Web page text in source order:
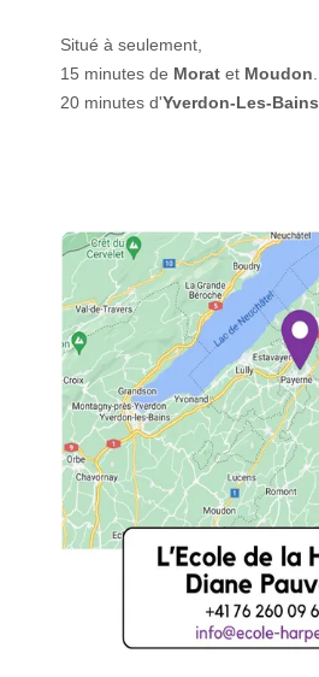
Situé à seulement,
15 minutes de Morat et Moudon
20 minutes d'Yverdon-Les-Bains